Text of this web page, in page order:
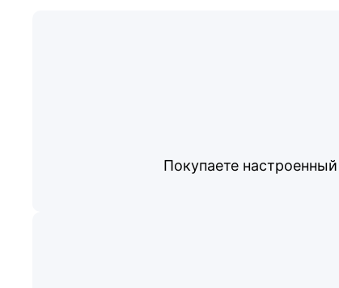
Покупаете